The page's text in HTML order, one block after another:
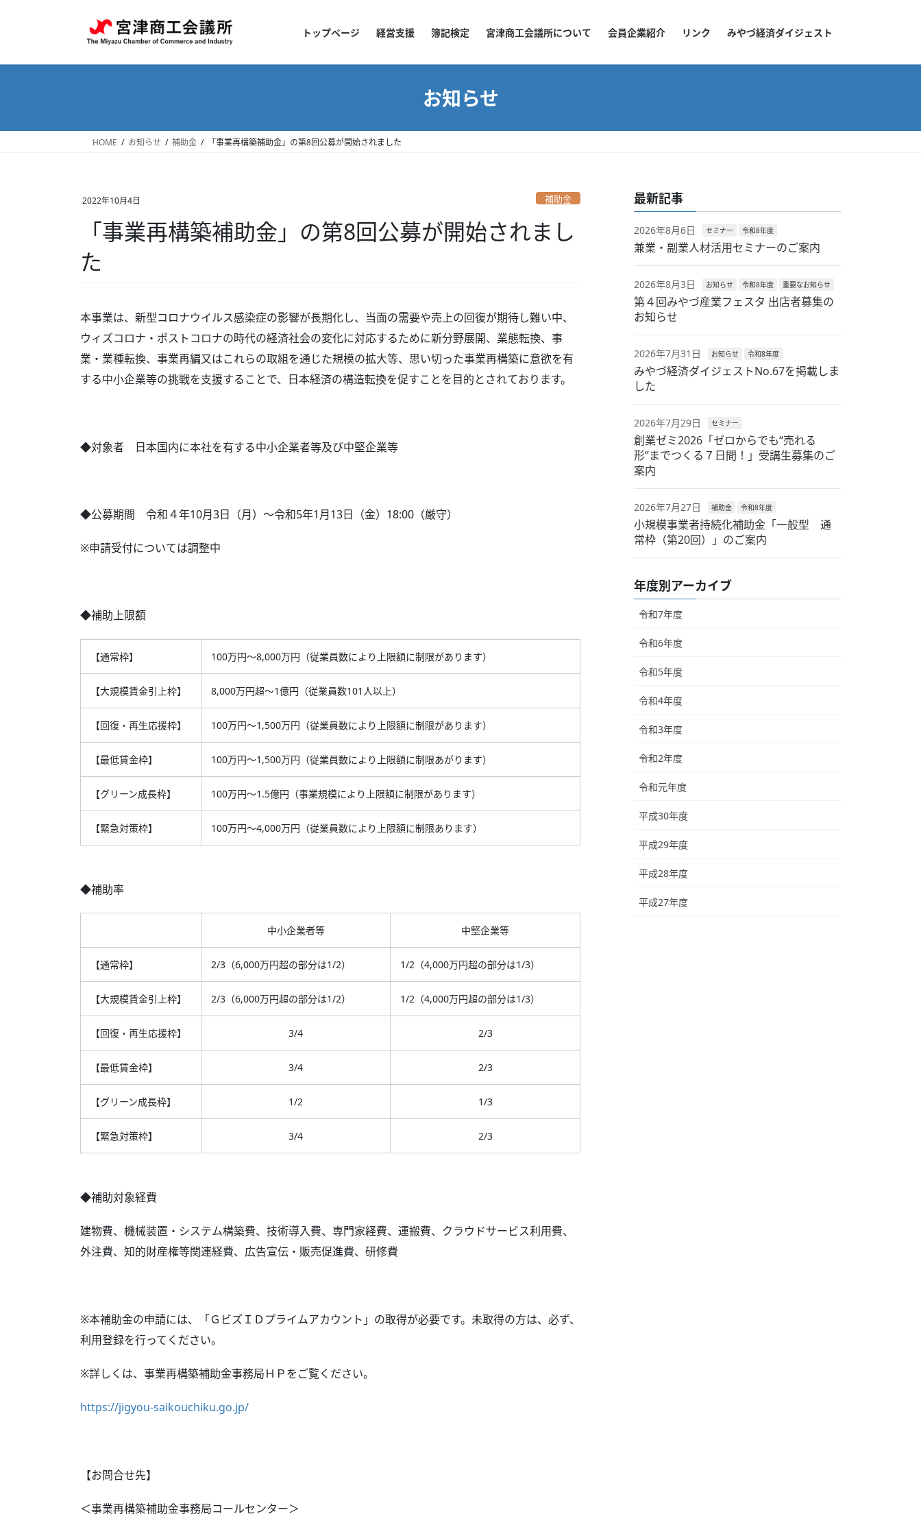
トップページ 経営支援 簿記検定 宮津商工会議所について 会員企業紹介 リンク みやづ経済ダイジェスト
お知らせ
HOME お知らせ 補助金 「事業再構築補助金」の第8回公募が開始されました
2022年10月4日 補助金
「事業再構築補助金」の第8回公募が開始されまし
た
本事業は、新型コロナウイルス感染症の影響が長期化し、当面の需要や売上の回復が期待し難い中、
ウィズコロナ・ポストコロナの時代の経済社会の変化に対応するために新分野展開、業態転換、事
業・業種転換、事業再編又はこれらの取組を通じた規模の拡大等、思い切った事業再構築に意欲を有
する中小企業等の挑戦を支援することで、日本経済の構造転換を促すことを目的とされております。
◆対象者 日本国内に本社を有する中小企業者等及び中堅企業等
◆公募期間 令和４年10月3日（月）～令和5年1月13日（金）18:00（厳守）
※申請受付については調整中
◆補助上限額
【通常枠】 100万円～8,000万円（従業員数により上限額に制限があります）
【大規模賃金引上枠】 8,000万円超～1億円（従業員数101人以上）
【回復・再生応援枠】 100万円～1,500万円（従業員数により上限額に制限があります）
【最低賃金枠】 100万円～1,500万円（従業員数により上限額に制限あがります）
【グリーン成長枠】 100万円～1.5億円（事業規模により上限額に制限があります）
【緊急対策枠】 100万円～4,000万円（従業員数により上限額に制限あります）
◆補助率
中小企業者等 中堅企業等
【通常枠】 2/3（6,000万円超の部分は1/2） 1/2（4,000万円超の部分は1/3）
【大規模賃金引上枠】 2/3（6,000万円超の部分は1/2） 1/2（4,000万円超の部分は1/3）
【回復・再生応援枠】 3/4 2/3
【最低賃金枠】 3/4 2/3
【グリーン成長枠】 1/2 1/3
【緊急対策枠】 3/4 2/3
◆補助対象経費
建物費、機械装置・システム構築費、技術導入費、専門家経費、運搬費、クラウドサービス利用費、
外注費、知的財産権等関連経費、広告宣伝・販売促進費、研修費
※本補助金の申請には、「ＧビズＩＤプライムアカウント」の取得が必要です。未取得の方は、必ず、
利用登録を行ってください。
※詳しくは、事業再構築補助金事務局ＨＰをご覧ください。
https://jigyou-saikouchiku.go.jp/
【お問合せ先】
＜事業再構築補助金事務局コールセンター＞
最新記事
2026年8月6日 セミナー 令和8年度
兼業・副業人材活用セミナーのご案内
2026年8月3日 お知らせ 令和8年度 重要なお知らせ
第４回みやづ産業フェスタ 出店者募集の
お知らせ
2026年7月31日 お知らせ 令和8年度
みやづ経済ダイジェストNo.67を掲載しま
した
2026年7月29日 セミナー
創業ゼミ2026「ゼロからでも“売れる
形”までつくる７日間！」受講生募集のご
案内
2026年7月27日 補助金 令和8年度
小規模事業者持続化補助金「一般型 通
常枠（第20回）」のご案内
年度別アーカイブ
令和7年度
令和6年度
令和5年度
令和4年度
令和3年度
令和2年度
令和元年度
平成30年度
平成29年度
平成28年度
平成27年度